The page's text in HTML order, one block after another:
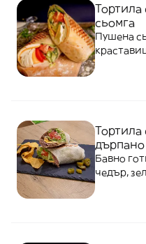
сьомга
Пушена
Тортила
дърпано
Бавно
чедър,